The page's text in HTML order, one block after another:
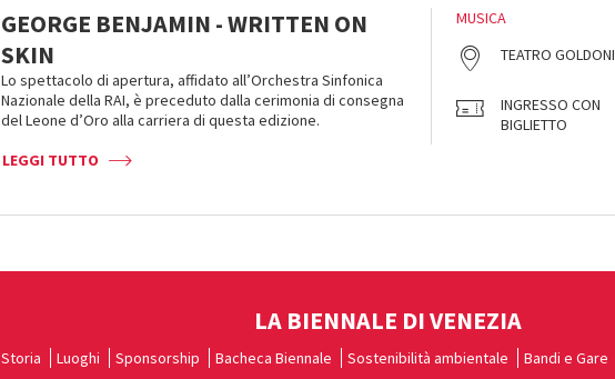
GEORGE BENJAMIN - WRITTEN ON
SKIN
Lo spettacolo di apertura, affidato all’Orchestra Sinfonica
Nazionale della RAI, è preceduto dalla cerimonia di consegna
del Leone d’Oro alla carriera di questa edizione.
LEGGI TUTTO
MUSICA
TEATRO GOLDONI
INGRESSO CON
BIGLIETTO
LA BIENNALE DI VENEZIA
Storia Luoghi Sponsorship Bacheca Biennale Sostenibilità ambientale Bandi e Gare